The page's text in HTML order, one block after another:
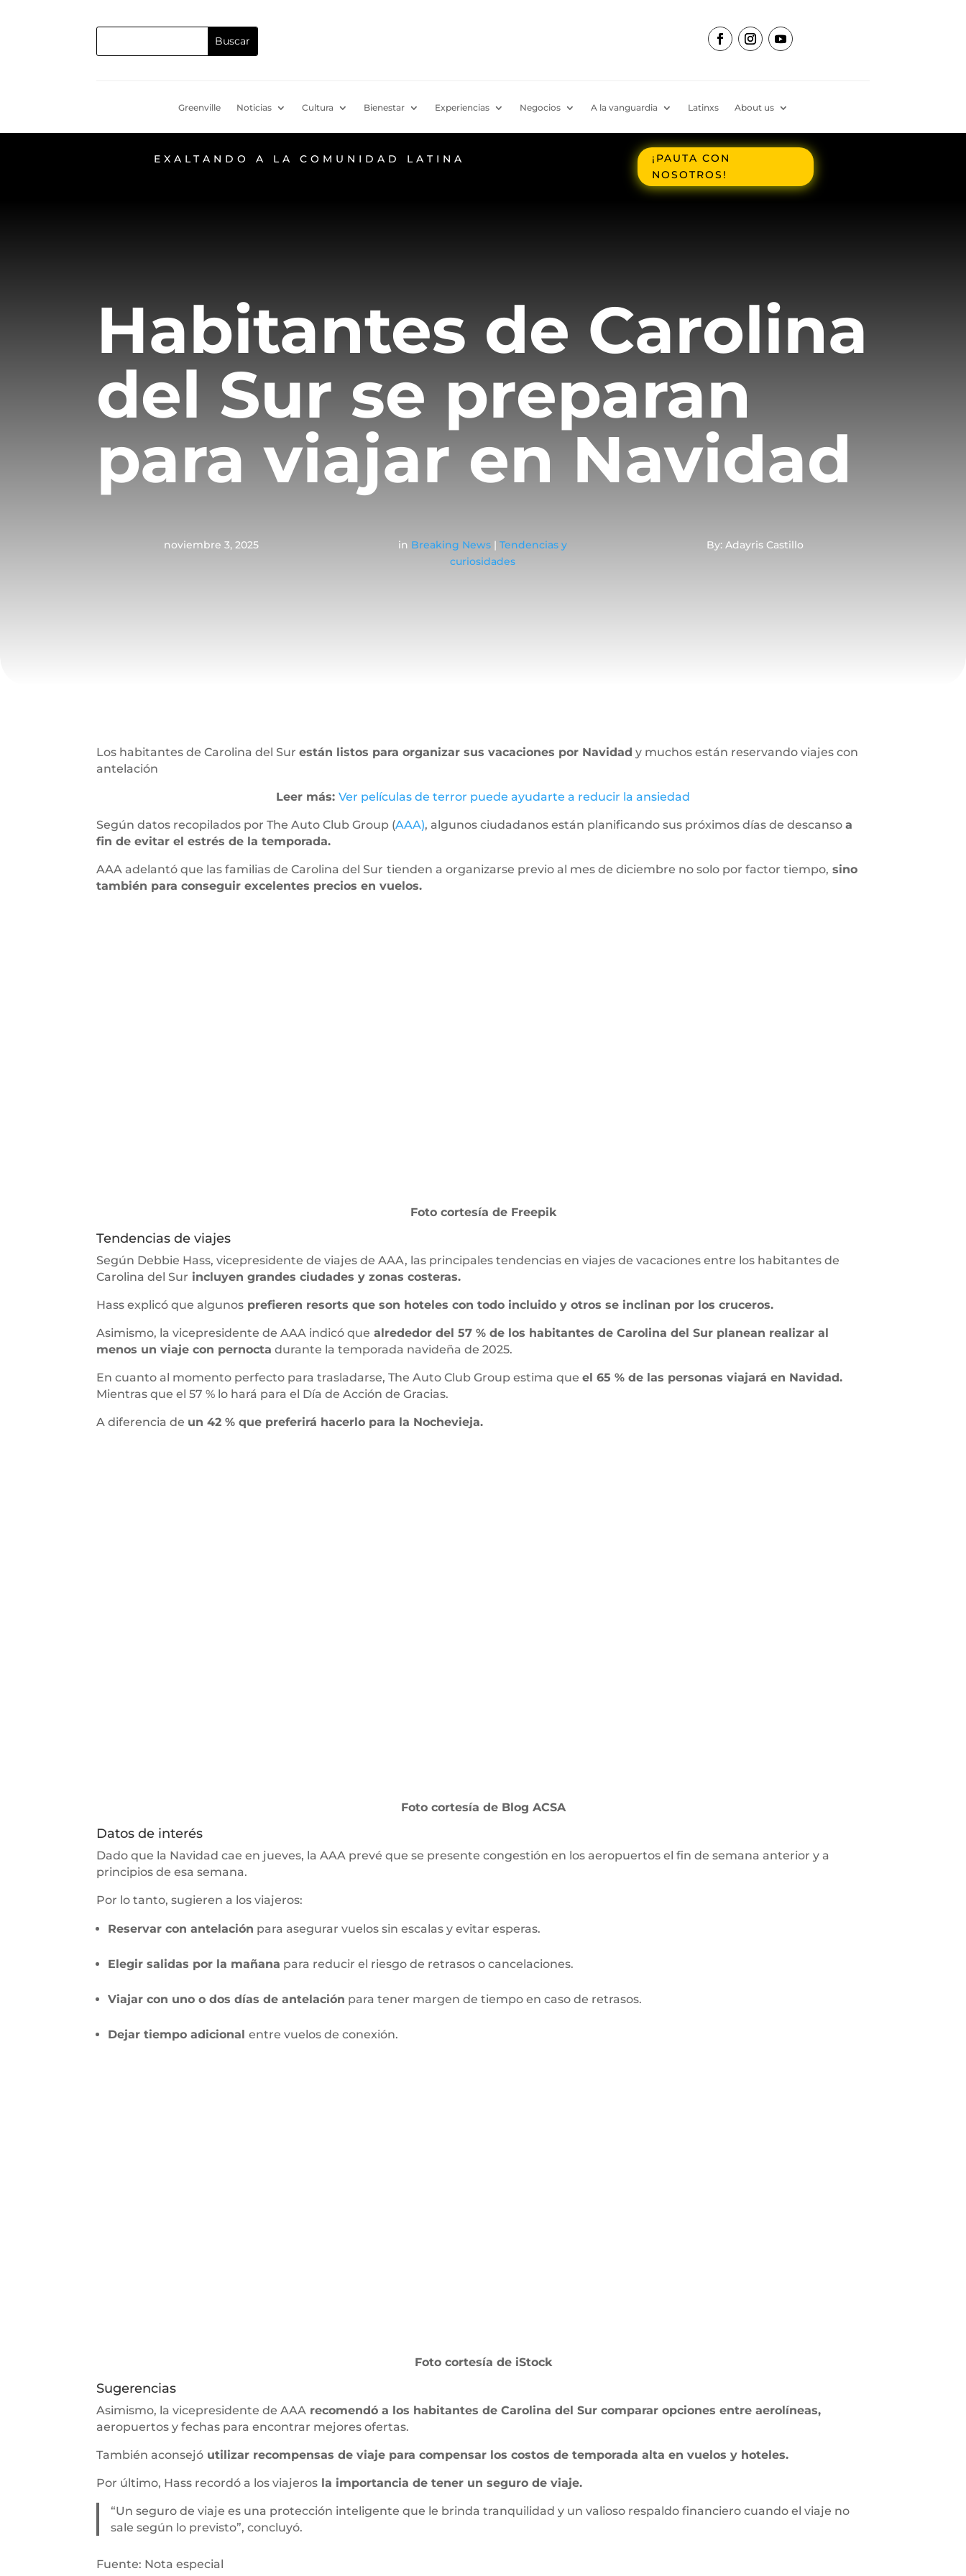
Greenville Noticias Cultura Bienestar Experiencias Negocios A la vanguardia Latinxs About us
EXALTANDO A LA COMUNIDAD LATINA
¡PAUTA CON
NOSOTROS!
Habitantes de Carolina
del Sur se preparan
para viajar en Navidad
noviembre 3, 2025 in Breaking News |Tendencias y
curiosidades
By: Adayris Castillo
Los habitantes de Carolina del Surestán listos para organizar sus vacaciones por Navidad y muchos están reservando viajes con
antelación
Leer más: Ver películas de terror puede ayudarte a reducir la ansiedad
Según datos recopilados por The Auto Club Group (AAA), algunos ciudadanos están planificando sus próximos días de descansoa
fin de evitar el estrés de la temporada.
AAA adelantó que las familias de Carolina del Sur tienden a organizarse previo al mes de diciembre no solo por factor tiempo, sino
también para conseguir excelentes precios en vuelos.
Foto cortesía de Freepik
Tendencias de viajes
Según Debbie Hass, vicepresidente de viajes de AAA, las principales tendencias en viajes de vacaciones entre los habitantes de
Carolina del Sur incluyen grandes ciudades y zonas costeras.
Hass explicó que algunos prefieren resorts que son hoteles con todo incluido y otros se inclinan por los cruceros.
Asimismo, la vicepresidente de AAA indicó que alrededor del 57 % de los habitantes de Carolina del Sur planean realizar al
menos un viaje con pernocta durante la temporada navideña de 2025.
En cuanto al momento perfecto para trasladarse, The Auto Club Group estima queel 65 % de las personas viajará en Navidad.
Mientras que el 57 % lo hará para el Día de Acción de Gracias.
A diferencia de un 42 % que preferirá hacerlo para la Nochevieja.
Foto cortesía de Blog ACSA
Datos de interés
Dado que la Navidad cae en jueves, la AAA prevé que se presente congestión en los aeropuertos el fin de semana anterior y a
principios de esa semana.
Por lo tanto, sugieren a los viajeros:
Reservar con antelación para asegurar vuelos sin escalas y evitar esperas.
Elegir salidas por la mañana para reducir el riesgo de retrasos o cancelaciones.
Viajar con uno o dos días de antelación para tener margen de tiempo en caso de retrasos.
Dejar tiempo adicionalentre vuelos de conexión.
Foto cortesía de iStock
Sugerencias
Asimismo, la vicepresidente de AAA recomendó a los habitantes de Carolina del Sur comparar opciones entre aerolíneas,
aeropuertos y fechas para encontrar mejores ofertas.
También aconsejó utilizar recompensas de viaje para compensar los costos de temporada alta en vuelos y hoteles.
Por último, Hass recordó a los viajeros la importancia de tener un seguro de viaje.
“Un seguro de viaje es una protección inteligente que le brinda tranquilidad y un valioso respaldo financiero cuando el viaje no
sale según lo previsto”, concluyó.
Fuente: Nota especial